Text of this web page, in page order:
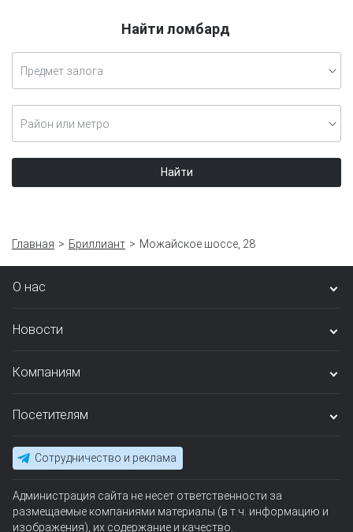
Найти ломбард
Предмет залога
Район или метро
Найти
Главная Бриллиант Можайское шоссе, 28
О нас
Новости
Компаниям
Посетителям
Сотрудничество и реклама
Администрация сайта не несет ответственности за
размещаемые компаниями материалы (в т.ч. информацию и
изображения), их содержание и качество.